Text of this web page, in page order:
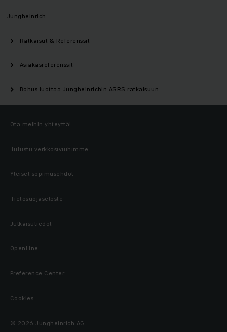
Jungheinrich
Ratkaisut & Referenssit
Asiakasreferenssit
Bohus luottaa Jungheinrichin ASRS ratkaisuun
Ota meihin yhteyttä!
Tutustu verkkosivuihimme
Yleiset sopimusehdot
Tietosuojaseloste
Julkaisutiedot
OpenLine
Preference Center
Cookies
© 2026 Jungheinrich AG